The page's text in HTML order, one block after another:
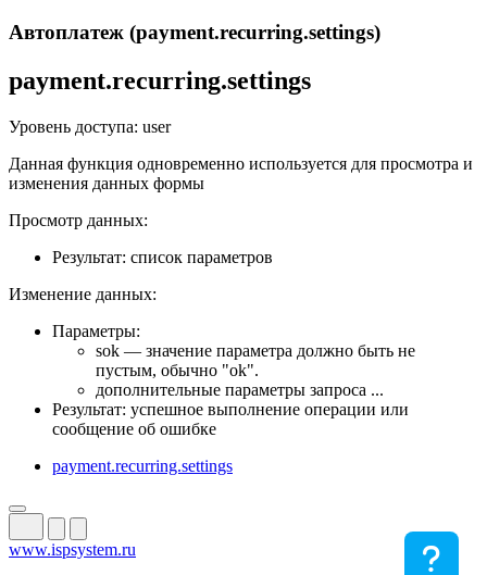
Автоплатеж (payment.recurring.settings)
payment.recurring.settings
Уровень доступа: user
Данная функция одновременно используется для просмотра и
изменения данных формы
Просмотр данных:
Результат: список параметров
Изменение данных:
Параметры:
sok — значение параметра должно быть не
пустым, обычно "ok".
дополнительные параметры запроса ...
Результат: успешное выполнение операции или
сообщение об ошибке
payment.recurring.settings
www.ispsystem.ru